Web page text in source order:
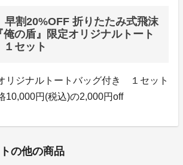
早割20%OFF 折りたたみ式飛沫
俺の盾』限定オリジナルトート
セット
リジナルトートバッグ付き １セット
10,000円(税込)の2,000円off
の他の商品